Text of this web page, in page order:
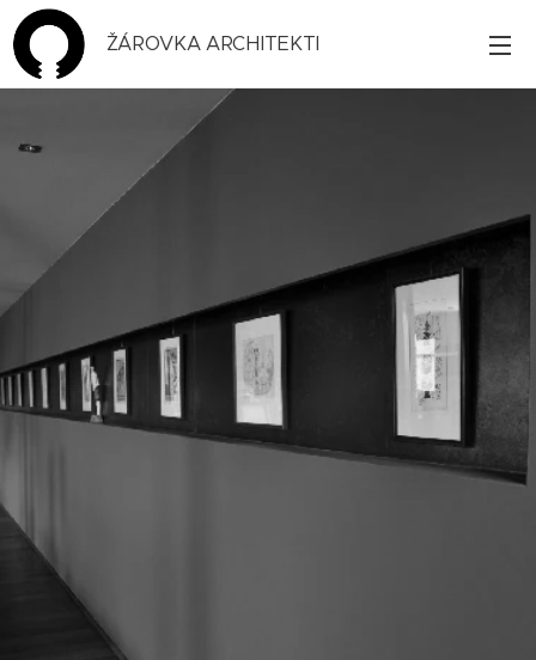
ŽÁROVKA ARCHITEKTI